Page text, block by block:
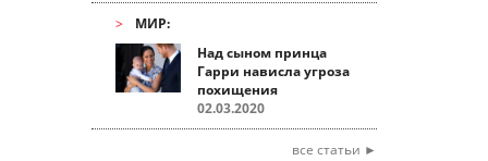
МИР:
Над сыном принца
Гарри нависла угроза
похищения
02.03.2020
все статьи ►